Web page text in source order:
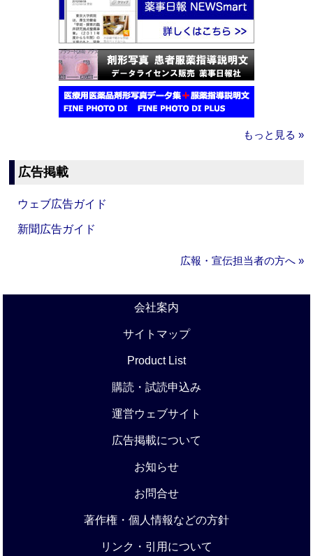
もっと見る »
広告掲載
ウェブ広告ガイド
新聞広告ガイド
広報・宣伝担当者の方へ »
会社案内
サイトマップ
Product List
購読・試読申込み
運営ウェブサイト
広告掲載について
お知らせ
お問合せ
著作権・個人情報などの方針
リンク・引用について